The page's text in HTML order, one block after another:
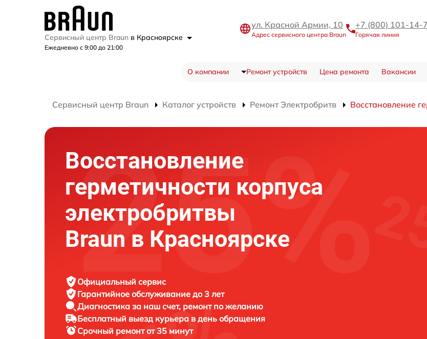
Сервисный центр Braun в Красноярске
Ежедневно с 9:00 до 21:00
ул. Красной Армии, 10
Адрес сервисного центра Braun
+7 (800) 101-14-
Горячая линия
О компании Ремонт устройств Цена ремонта Вакансии
Сервисный центр Braun Каталог устройств Ремонт Электробритв Восстановление
Восстановление
герметичности корпуса
электробритвы
Braun в Красноярске
Официальный сервис
Гарантийное обслуживание до 3 лет
Диагностика за наш счет, ремонт по желанию
Бесплатный выезд курьера в день обращения
Срочный ремонтот 35 минут